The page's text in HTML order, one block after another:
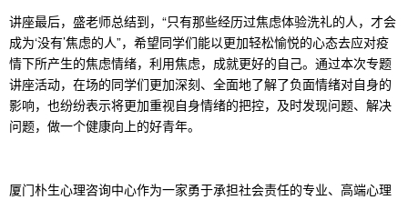
讲座最后，盛老师总结到，“只有那些经历过焦虑体验洗礼的人，才会
成为‘没有’焦虑的人”，希望同学们能以更加轻松愉悦的心态去应对疫
情下所产生的焦虑情绪，利用焦虑，成就更好的自己。通过本次专题
讲座活动，在场的同学们更加深刻、全面地了解了负面情绪对自身的
影响，也纷纷表示将更加重视自身情绪的把控，及时发现问题、解决
问题，做一个健康向上的好青年。
厦门朴生心理咨询中心作为一家勇于承担社会责任的专业、高端心理